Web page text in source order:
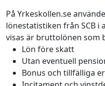
På Yrkeskollen.se
lönestatistiken från SCB i
visas är bruttolönen som
Lön före skatt
Utan eventuell
Bonus och tillfälliga